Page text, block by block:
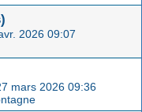
2026 09:07
mars 2026 09:36